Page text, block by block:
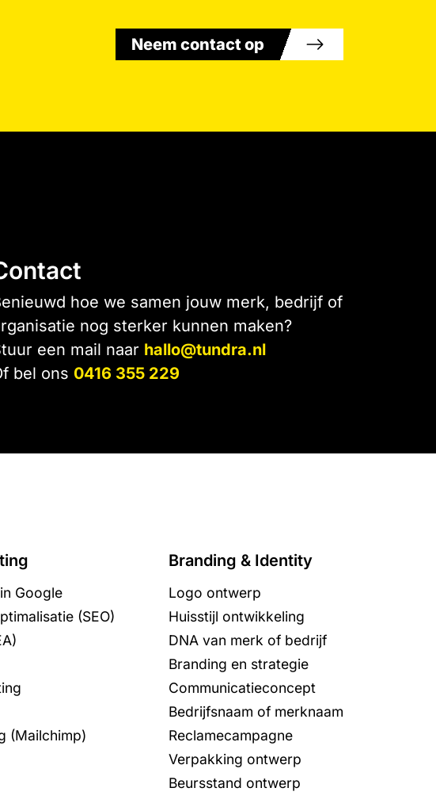
Neem contact op
hoe we samen jouw merk, bedrijf of
nog sterker kunnen maken?
een mail naar hallo@tundra.nl
bel ons 0416 355 229
Google
(SEO)
(Mailchimp)
Branding & Identity
Logo ontwerp
Huisstijl ontwikkeling
DNA van merk of bedrijf
Branding en strategie
Communicatieconcept
Bedrijfsnaam of merknaam
Reclamecampagne
Verpakking ontwerp
Beursstand ontwerp